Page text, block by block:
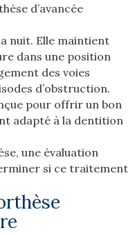
d’avancée
nuit. Elle maintient
dans une position
des voies
d’obstruction.
pour offrir un bon
adapté à la dentition
une évaluation
si ce traitement